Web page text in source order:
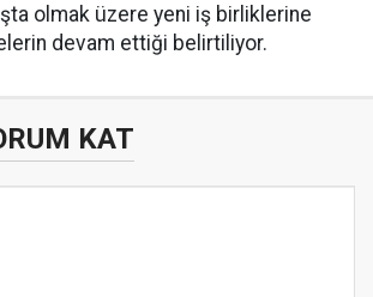
olmak üzere yeni iş birliklerine
devam ettiği belirtiliyor.
KAT